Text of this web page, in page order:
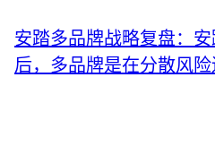
安踏多品牌战略复盘：
后，多品牌是在分散风险